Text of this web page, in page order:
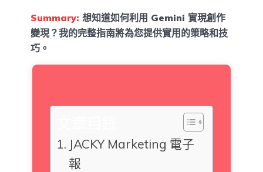
Summary: 想知道如何利用 Gemini 實現創作
變現？我的完整指南將為您提供實用的策略和技
巧。
JACKY Marketing 電子
報